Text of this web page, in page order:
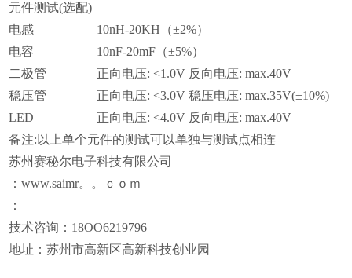
元件测试(选配)
电感
10nH-20KH（±2%）
电容
10nF-20mF（±5%）
二极管
正向电压: <1.0V 反向电压: max.40V
稳压管
正向电压: <3.0V 稳压电压: max.35V(±10%)
LED
正向电压: <4.0V 反向电压: max.40V
备注:以上单个元件的测试可以单独与测试点相连
苏州赛秘尔电子科技有限公司
：www.saimr。。ｃｏｍ ​
：
技术咨询：18OO6219796
地址：苏州市高新区高新科技创业园